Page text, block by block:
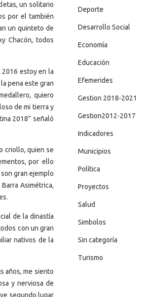
un solitario
por el también
un quinteto de
Chacón, todos
2016 estoy en la
pena este gran
quiero
de mi tierra y
2018” señaló
criollo, quien se
por ello
gran ejemplo
Asimétrica,
de la dinastía
con un gran
nativos de la
años, me siento
y nerviosa de
segundo lugar
Deporte
Desarrollo Social
Economía
Educación
Efemerides
Gestion 2018-2021
Gestion2012-2017
Indicadores
Municipios
Política
Proyectos
Salud
Simbolos
Sin categoría
Turismo